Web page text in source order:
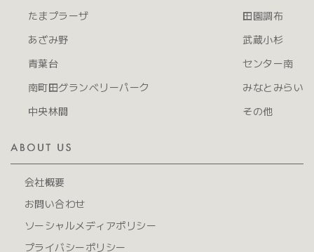
たまプラーザ
あざみ野
青葉台
南町田グランベリーパーク
中央林間
田園調布
武蔵小杉
センター南
みなとみらい
その他
会社概要
お問い合わせ
ソーシャルメディアポリシー
プライバシーポリシー